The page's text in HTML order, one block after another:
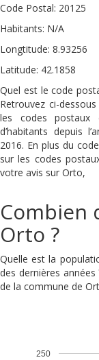
Code Postal: 20125
Habitants: N/A
Longtitude: 8.93256
Latitude: 42.1858
Quel est le code
Retrouvez ci-
les codes postaux
d’habitants depuis
2016. En plus du
sur les codes
votre avis sur Orto,
Combien
Orto ?
Quelle est la
des dernières
de la commune de
250